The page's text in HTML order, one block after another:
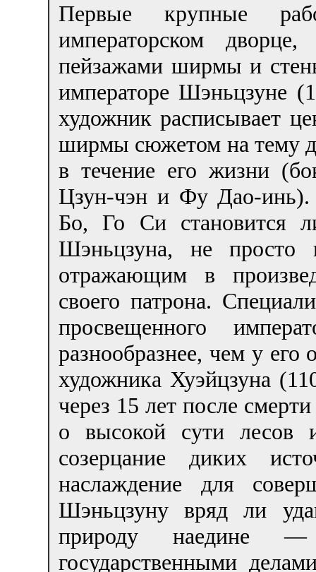
Первые крупные
императорском
пейзажами ширмы и
императоре Шэньцзуне
художник расписывает
ширмы сюжетом на тему
в течение его жизни
Цзун-чэн и Фу Дао-инь).
Бо, Го Си становится
Шэньцзуна, не
отражающим в
своего патрона.
просвещенного
разнообразнее, чем у его
художника Хуэйцзуна
через 15 лет после
о высокой сути
созерцание диких
наслаждение для
Шэньцзуну вряд ли
природу наедине —
государственными